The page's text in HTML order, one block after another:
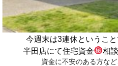
今週末は3連休というこ
半田店にて住宅資金
相
資金に不安のある方な